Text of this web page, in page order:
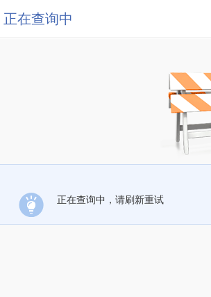
正在查询中
正在查询中，请刷新重试